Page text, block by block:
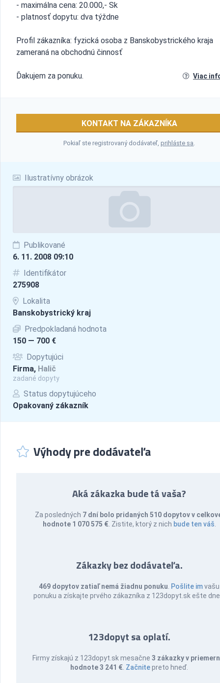
Ilustratívny obrázok
Publikované
6. 11. 2008 09:10
Identifikátor
275908
Lokalita
Banskobystrický kraj
Predpokladaná hodnota
150 — 700 €
Dopytujúci
Firma, Halič
zadané dopyty
Status dopytujúceho
Opakovaný zákazník
- maximálna cena: 20.000,- Sk
- platnosť dopytu: dva týždne
Profil zákazníka: fyzická osoba z Banskobystrického kraja
zameraná na obchodnú činnosť
Ďakujem za ponuku. Viac
KONTAKT NA ZÁKAZNÍKA
Pokiaľ ste registrovaný dodávateľ,prihláste sa.
Výhody pre dodávateľa
Aká zákazka bude tá vaša?
Za posledných 7 dní bolo pridaných 510 dopytov v
hodnote 1 070 575 € . Zistite, ktorý z nich bude ten váš
Zákazky bez dodávateľa.
469 dopytov zatiaľ nemá žiadnu ponuku Pošlite imvašu
ponuku a získajte prvého zákazníka z 123dopyt.sk ešte
123dopyt sa oplatí.
Firmy získajú z 123dopyt.sk mesačne3 zákazky v
hodnote 3 241 € Začnitepreto hneď.